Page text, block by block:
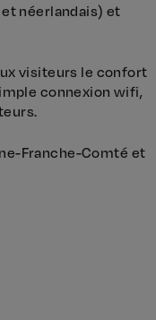
néerlandais) et
visiteurs le confort
connexion wifi,
Franche-Comté et